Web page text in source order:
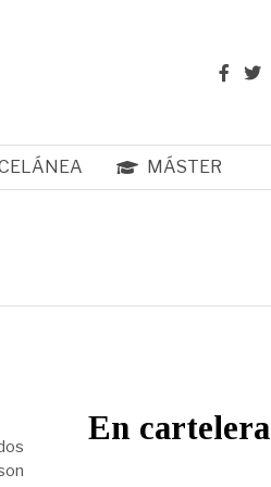
MÁSTER
En cartelera